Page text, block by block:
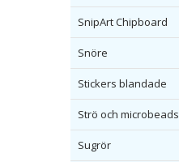
SnipArt Chipboard
Snöre
Stickers blandade
Strö och microbeads
Sugrör